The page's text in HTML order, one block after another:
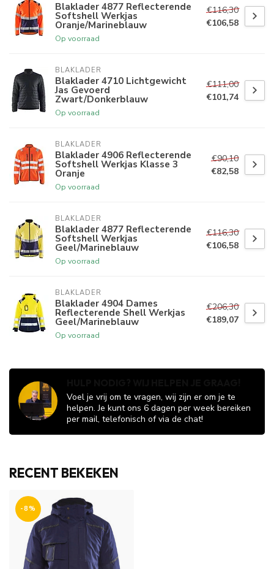
Blaklader 4877 Reflecterende
Softshell Werkjas
Oranje/Marineblauw
Op voorraad
€116,30
€106,58
BLAKLADER
Blaklader 4710 Lichtgewicht
Jas Gevoerd
Zwart/Donkerblauw
Op voorraad
€111,00
€101,74
BLAKLADER
Blaklader 4906 Reflecterende
Softshell Werkjas Klasse 3
Oranje
Op voorraad
€90,10
€82,58
BLAKLADER
Blaklader 4877 Reflecterende
Softshell Werkjas
Geel/Marineblauw
Op voorraad
€116,30
€106,58
BLAKLADER
Blaklader 4904 Dames
Reflecterende Shell Werkjas
Geel/Marineblauw
Op voorraad
€206,30
€189,07
Voel je vrij om te vragen, wij zijn er om je te
helpen. Je kunt ons 6 dagen per week bereiken
per mail, telefonisch of via de chat!
RECENT BEKEKEN
-8%